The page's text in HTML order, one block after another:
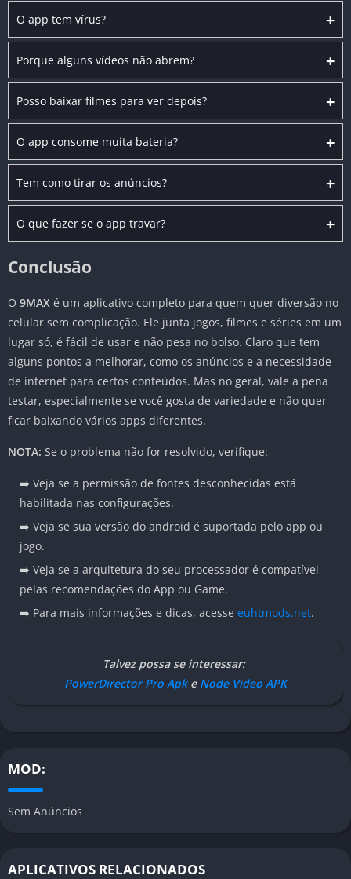
+
O app tem vírus?
+
Porque alguns vídeos não abrem?
+
Posso baixar filmes para ver depois?
+
O app consome muita bateria?
+
Tem como tirar os anúncios?
+
O que fazer se o app travar?
Conclusão
O 9MAX é um aplicativo completo para quem quer diversão no
celular sem complicação. Ele junta jogos, filmes e séries em um
lugar só, é fácil de usar e não pesa no bolso. Claro que tem
alguns pontos a melhorar, como os anúncios e a necessidade
de internet para certos conteúdos. Mas no geral, vale a pena
testar, especialmente se você gosta de variedade e não quer
ficar baixando vários apps diferentes.
NOTA: Se o problema não for resolvido, verifique:
➡️ Veja se a permissão de fontes desconhecidas está
habilitada nas configurações.
➡️ Veja se sua versão do android é suportada pelo app ou
jogo.
➡️ Veja se a arquitetura do seu processador é compatível
pelas recomendações do App ou Game.
➡️ Para mais informações e dicas, acesse euhtmods.net.
Talvez possa se interessar:
PowerDirector Pro Apke Node Video APK
MOD:
Sem Anúncios
APLICATIVOS RELACIONADOS